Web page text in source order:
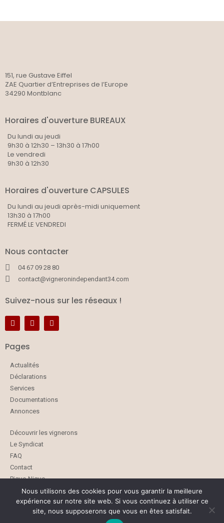
151, rue Gustave Eiffel
ZAE Quartier d’Entreprises de l’Europe
34290 Montblanc
Horaires d'ouverture BUREAUX
Du lundi au jeudi
9h30 à 12h30 – 13h30 à 17h00
Le vendredi
9h30 à 12h30
Horaires d'ouverture CAPSULES
Du lundi au jeudi après-midi uniquement
13h30 à 17h00
FERMÉ LE VENDREDI
Nous contacter
04 67 09 28 80
contact@vigneronindependant34.com
Suivez-nous sur les réseaux !
Pages
Actualités
Déclarations
Services
Documentations
Annonces
Découvrir les vignerons
Le Syndicat
FAQ
Contact
Pique-Nique
Nous utilisons des cookies pour vous garantir la meilleure
expérience sur notre site web. Si vous continuez à utiliser ce
site, nous supposerons que vous en êtes satisfait.